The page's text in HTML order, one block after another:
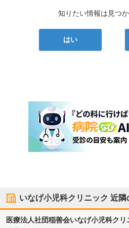
知りたい情報は見つ
はい
いなげ小児科クリニック 近隣
医療法人社団稲善会いなげ小児科クリ